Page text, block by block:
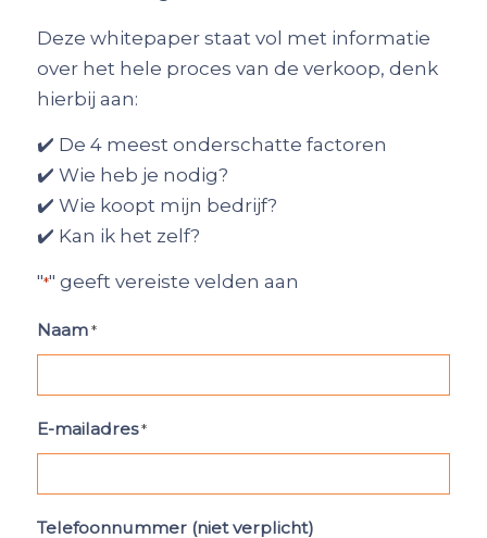
Deze whitepaper staat vol met informatie
over het hele proces van de verkoop, denk
hierbij aan:
✔️ De 4 meest onderschatte factoren
✔️ Wie heb je nodig?
✔️ Wie koopt mijn bedrijf?
✔️ Kan ik het zelf?
"*" geeft vereiste velden aan
Naam *
E-mailadres *
Telefoonnummer (niet verplicht)